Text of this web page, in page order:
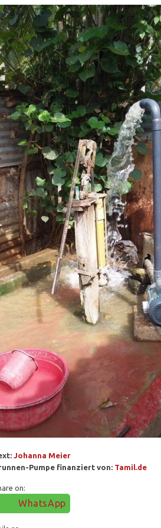
Johanna Meier
Pumpe finanziert von: Tamil.de
on:
WhatsApp